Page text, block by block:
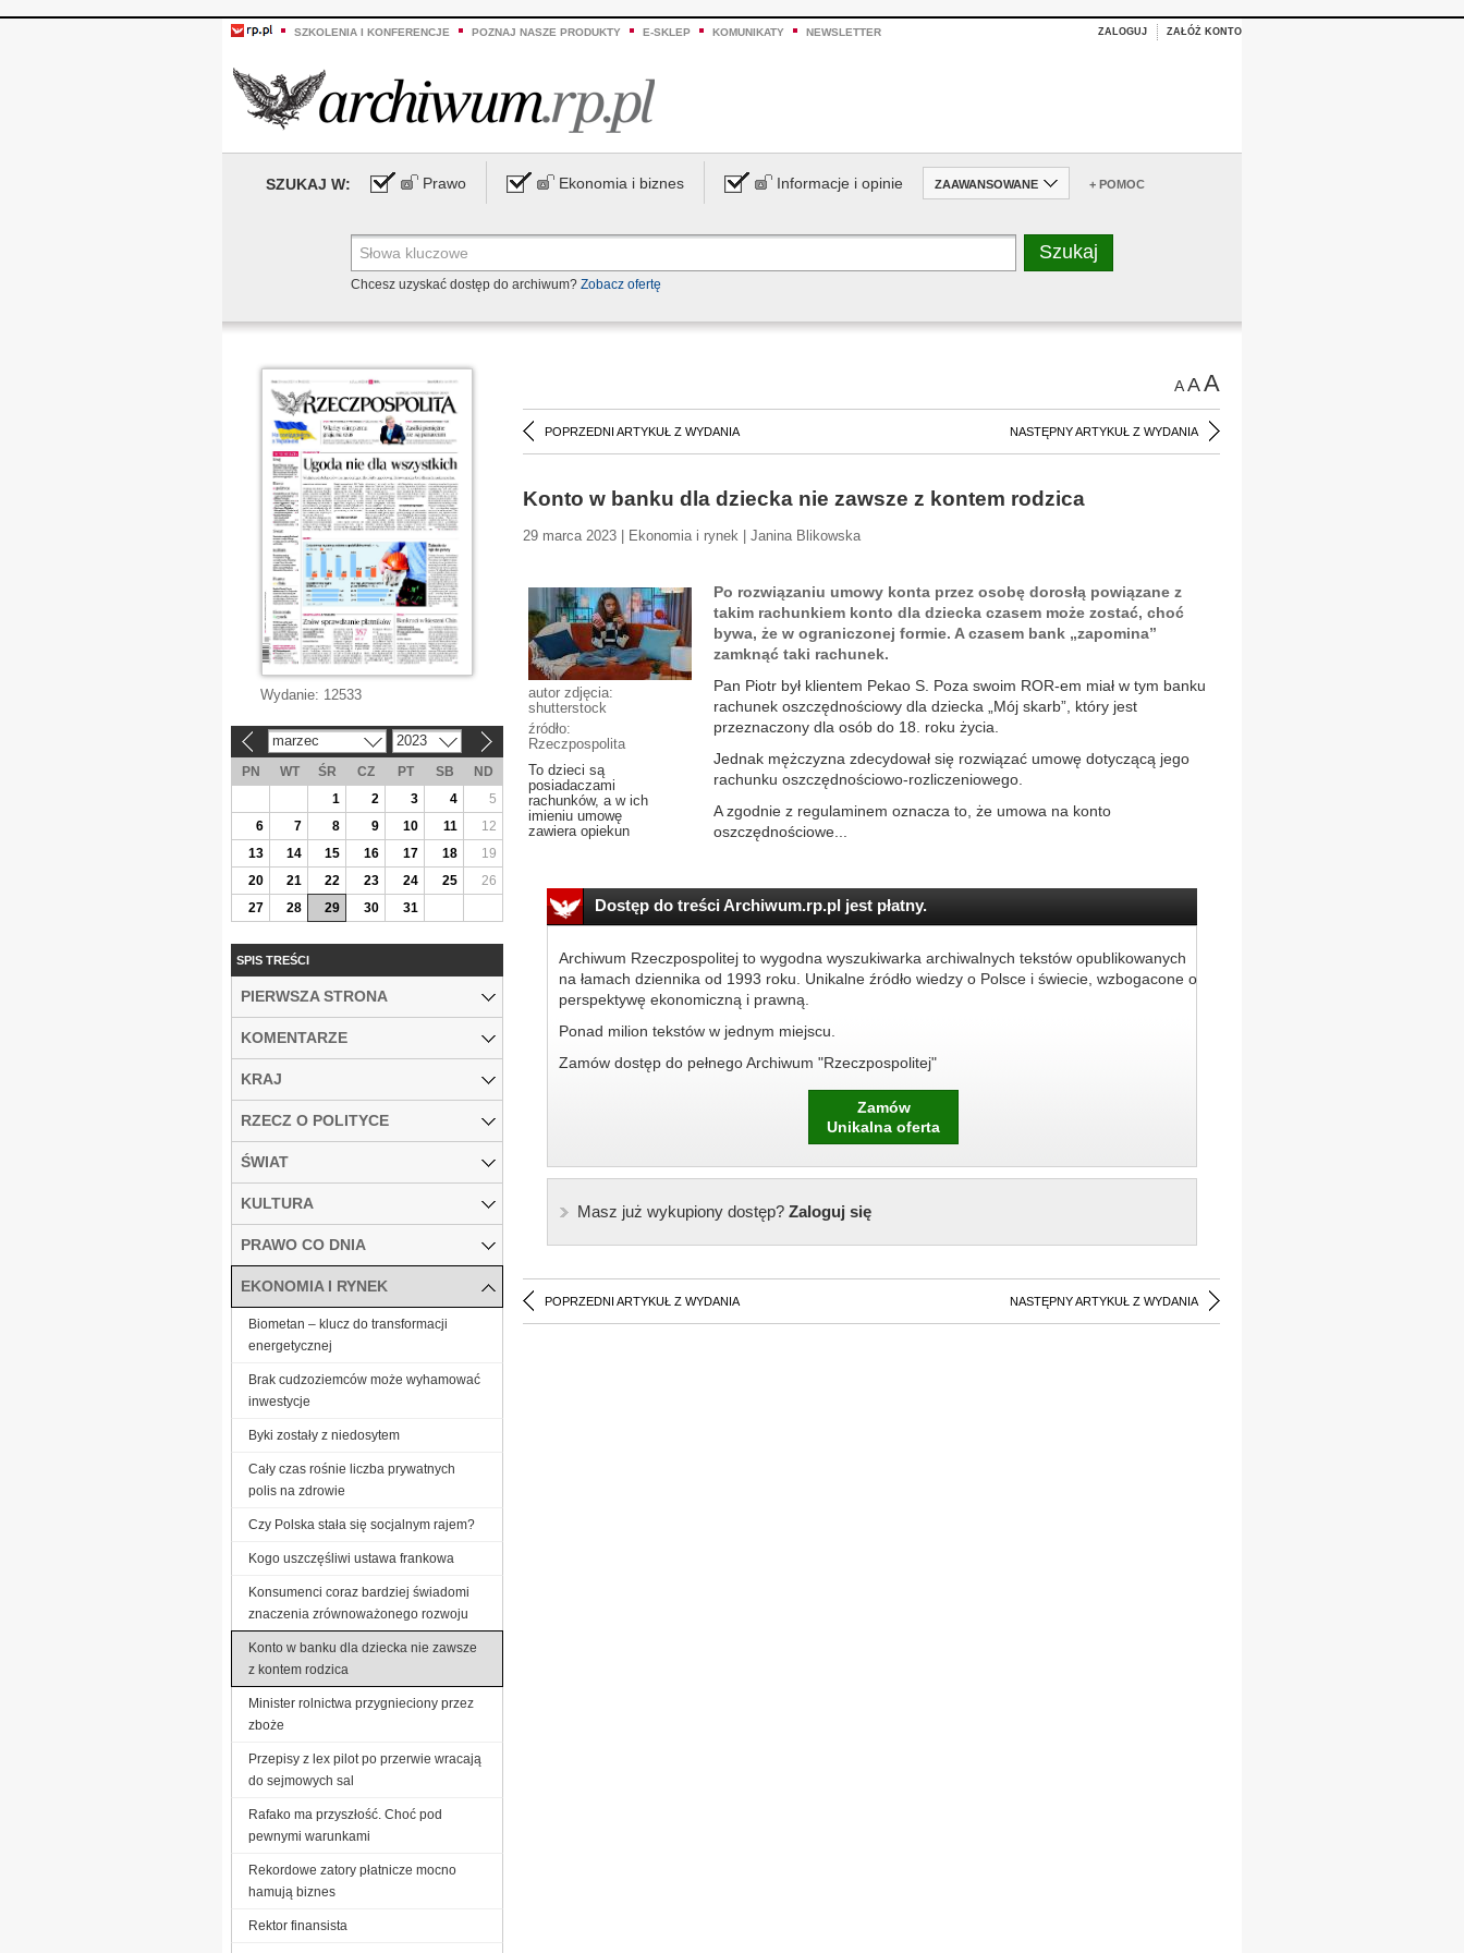
SZKOLENIA I KONFERENCJE POZNAJ NASZE PRODUKTY E-SKLEP KOMUNIKATY NEWSLETTER ZALOGUJ ZAŁÓŻ KONTO
SZUKAJ W: Prawo Ekonomia i biznes Informacje i opinie ZAAWANSOWANE + POMOC
Chcesz uzyskać dostęp do archiwum? Zobacz ofertę
AAA
POPRZEDNI ARTYKUŁ Z WYDANIA NASTĘPNY ARTYKUŁ Z WYDANIA
Konto w banku dla dziecka nie zawsze z kontem rodzica
29 marca 2023 | Ekonomia i rynek | Janina Blikowska
autor zdjęcia:
shutterstock
źródło:
Rzeczpospolita
To dzieci są
posiadaczami
rachunków, a w ich
imieniu umowę
zawiera opiekun
Po rozwiązaniu umowy konta przez osobę dorosłą powiązane z
takim rachunkiem konto dla dziecka czasem może zostać, choć
bywa, że w ograniczonej formie. A czasem bank „zapomina”
zamknąć taki rachunek.
Pan Piotr był klientem Pekao S. Poza swoim ROR-em miał w tym banku
rachunek oszczędnościowy dla dziecka „Mój skarb”, który jest
przeznaczony dla osób do 18. roku życia.
Jednak mężczyzna zdecydował się rozwiązać umowę dotyczącą jego
rachunku oszczędnościowo-rozliczeniowego.
A zgodnie z regulaminem oznacza to, że umowa na konto
oszczędnościowe...
Dostęp do treści Archiwum.rp.pl jest płatny.
Archiwum Rzeczpospolitej to wygodna wyszukiwarka archiwalnych tekstów opublikowanych
na łamach dziennika od 1993 roku. Unikalne źródło wiedzy o Polsce i świecie, wzbogacone o
perspektywę ekonomiczną i prawną.
Ponad milion tekstów w jednym miejscu.
Zamów dostęp do pełnego Archiwum "Rzeczpospolitej"
Zamów
Unikalna oferta
Masz już wykupiony dostęp?Zaloguj się
POPRZEDNI ARTYKUŁ Z WYDANIA NASTĘPNY ARTYKUŁ Z WYDANIA
Wydanie: 12533
marzec 2023
PN WT ŚR CZ PT SB
ND
1
2 3 4
5
6
7 8 9 10 11
12
13
14 15 16 17 18
19
20
21 22 23 24 25
26
27
28 29 30 31
SPIS TREŚCI
PIERWSZA STRONA
KOMENTARZE
KRAJ
RZECZ O POLITYCE
ŚWIAT
KULTURA
PRAWO CO DNIA
EKONOMIA I RYNEK
Biometan – klucz do transformacji
energetycznej
Brak cudzoziemców może wyhamować
inwestycje
Byki zostały z niedosytem
Cały czas rośnie liczba prywatnych
polis na zdrowie
Czy Polska stała się socjalnym rajem?
Kogo uszczęśliwi ustawa frankowa
Konsumenci coraz bardziej świadomi
znaczenia zrównoważonego rozwoju
Konto w banku dla dziecka nie zawsze
z kontem rodzica
Minister rolnictwa przygnieciony przez
zboże
Przepisy z lex pilot po przerwie wracają
do sejmowych sal
Rafako ma przyszłość. Choć pod
pewnymi warunkami
Rekordowe zatory płatnicze mocno
hamują biznes
Rektor finansista